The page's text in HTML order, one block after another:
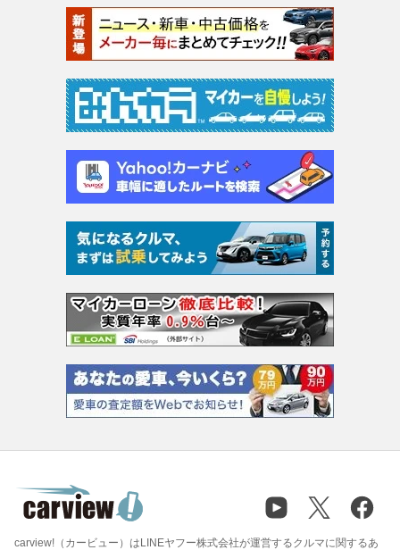
carview!（カービュー）はLINEヤフー株式会社が運営するクルマに関するあ